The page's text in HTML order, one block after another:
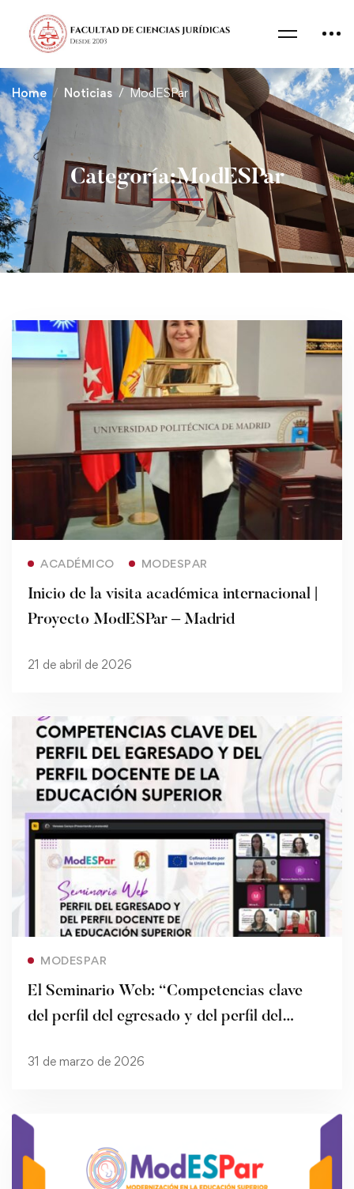
Home Noticias ModESPar
Categoría:ModESPar
ACADÉMICO MODESPAR
Inicio de la visita académica internacional |
Proyecto ModESPar – Madrid
21 de abril de 2026
MODESPAR
El Seminario Web: “Competencias clave
del perfil del egresado y del perfil del
31 de marzo de 2026